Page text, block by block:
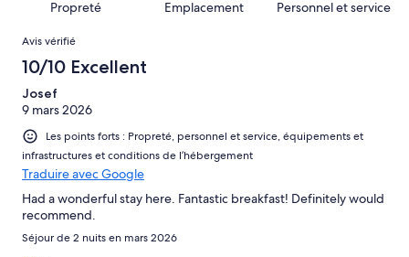
sur 103.
d’après 0 avis
sur 103.
Propreté Emplacement Personnel et service
Avis
Avis vérifié
10/10 Excellent
Josef
9 mars 2026
Les points forts : Propreté, personnel et service, équipements et
infrastructures et conditions de l’hébergement
Traduire avec Google
Had a wonderful stay here. Fantastic breakfast! Definitely would
recommend.
Séjour de 2 nuits en mars 2026